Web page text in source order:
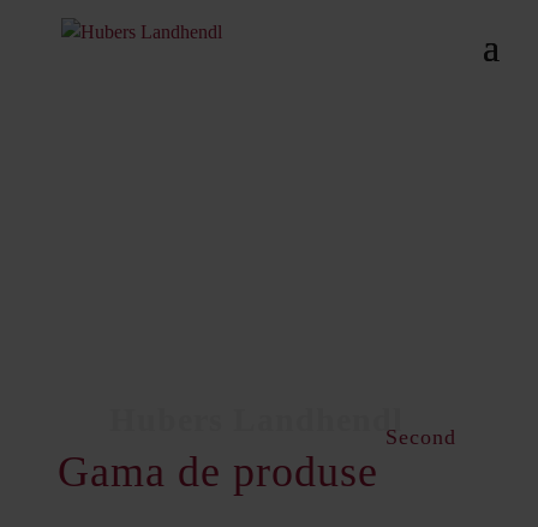
Gama de produse
Second